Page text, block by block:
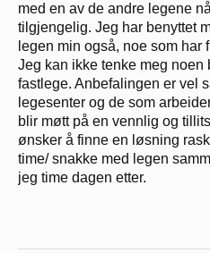
med en av de andre legene
tilgjengelig. Jeg har benyttet
legen min også, noe som har
Jeg kan ikke tenke meg noen
fastlege. Anbefalingen er vel
legesenter og de som
blir møtt på en vennlig og
ønsker å finne en løsning
time/ snakke med legen
jeg time dagen etter.